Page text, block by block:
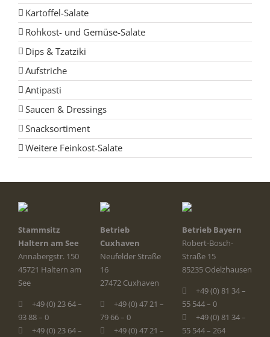
Kartoffel-Salate
Rohkost- und Gemüse-Salate
Dips & Tzatziki
Aufstriche
Antipasti
Saucen & Dressings
Snacksortiment
Weitere Feinkost-Salate
Stammsitz
Haltern am See
Annabergstr. 150
45721 Haltern am
See
+49 (0) 23 64 –
93 88 – 0
+49 (0) 23 64 –
Betrieb
Cuxhaven
Neufelder Straße
16
27472 Cuxhaven
+49 (0) 47 21 –
79 66 – 0
+49 (0) 47 21 –
Betrieb Bayern
Robert-Bosch-
Straße 15
85235 Odelzhausen
+49 (0) 81 34 –
55 544 – 0
+49 (0) 81 34 –
55 544 – 264